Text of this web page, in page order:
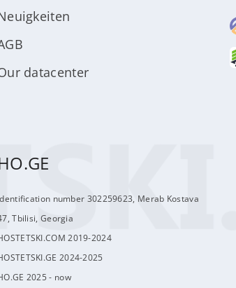
datacenter
number 302259623, Merab Kostava
Tbilisi, Georgia
2019-2024
2024-2025
2025 - now